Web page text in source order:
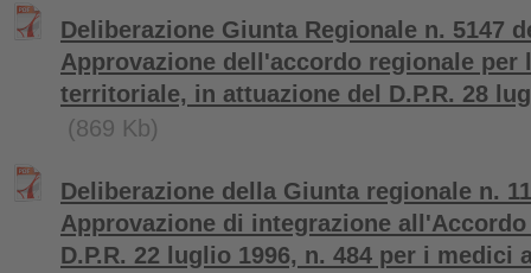
Deliberazione Giunta Regionale n. 5147
Approvazione dell'accordo regionale per
territoriale, in attuazione del D.P.R. 28
(869 Kb)
Deliberazione della Giunta regionale n.
Approvazione di integrazione
D.P.R. 22 luglio 1996, n. 484 per i medici